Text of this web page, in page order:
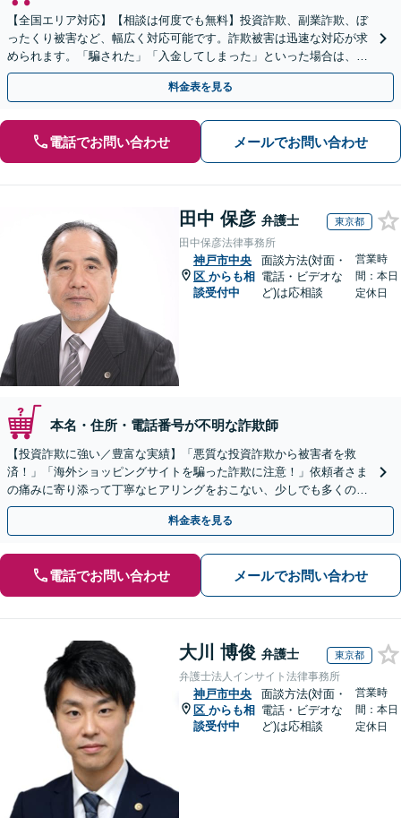
【全国エリア対応】【相談は何度でも無料】投資詐欺、副業詐欺、ぼ
ったくり被害など、幅広く対応可能です。詐欺被害は迅速な対応が求
められます。「騙された」「入金してしまった」といった場合は、お
早めにご相談ください。【電話・メール・WEB相談可】
料金表を見る
電話でお問い合わせ メールでお問い合わせ
田中 保彦 弁護士 東京都
田中保彦法律事務所
神戸市中央
区 からも相
談受付中
面談方法(対面・
電話・ビデオな
ど)は応相談
営業時
間：本日
定休日
本名・住所・電話番号が不明な詐欺師
【投資詐欺に強い／豊富な実績】「悪質な投資詐欺から被害者を救
済！」「海外ショッピングサイトを騙った詐欺に注意！」依頼者さま
の痛みに寄り添って丁寧なヒアリングをおこない、少しでも多くの返
金が得られるよう尽力します！
料金表を見る
電話でお問い合わせ メールでお問い合わせ
大川 博俊 弁護士 東京都
弁護士法人インサイト法律事務所
神戸市中央
区 からも相
談受付中
面談方法(対面・
電話・ビデオな
ど)は応相談
営業時
間：本日
定休日